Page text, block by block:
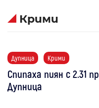
Крими
Дупница Крими
Спипаха пиян с 2.31
Дупница